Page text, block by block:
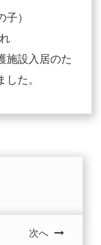
）
施設入居のた
た。
次へ